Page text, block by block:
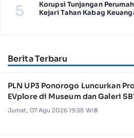
5
Korupsi Tunjangan
Kejari Tahan Kabag
Berita Terbaru
PLN UP3 Ponorogo Luncurkan
EVplore di Museum dan Galeri
Jumat, 07 Agu 2026 19:38 WIB